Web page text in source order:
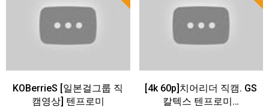
KOBerrieS [일본걸그룹 직
캠영상] 텐프로미
[4k 60p]치어리더 직캠. GS
칼텍스 텐프로미…